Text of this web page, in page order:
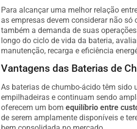
Para alcançar uma melhor relação
as empresas devem considerar não só
também a demanda de suas operações
longo do ciclo de vida da bateria,
manutenção, recarga e eficiência
Vantagens das Baterias de
As baterias de chumbo-ácido têm sido
empilhadeiras e continuam sendo
oferecem um bomequilíbrio entre
de serem amplamente disponíveis e
bem consolidada no mercado.